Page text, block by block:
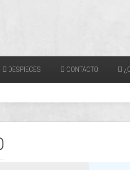
DESPIECES CONTACTO